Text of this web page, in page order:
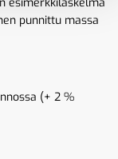
punnittu massa
(+ 2 %